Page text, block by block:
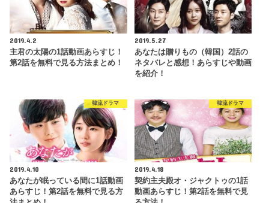
2019.4.2
主君の太陽の1話動画あらすじ！
第2話を無料で見る方法まとめ！
2019.5.27
あなたは贈りもの（韓国）2話の
ネタバレと感想！あらすじや動画
を紹介！
韓流ドラマ
2019.4.10
あなたが眠っている間に1話動画
あらすじ！第2話を無料で見る方
韓流ドラマ
2019.4.18
契約主夫殿オ・ジャクトゥの1話
動画あらすじ！第2話を無料で見